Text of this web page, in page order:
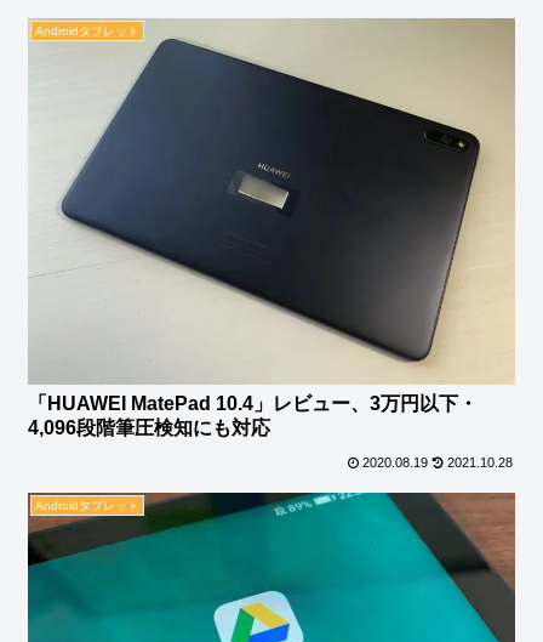
Androidタブレット
「HUAWEI MatePad 10.4」レビュー、3万円以下・
4,096段階筆圧検知にも対応
2020.08.19 2021.10.28
Androidタブレット